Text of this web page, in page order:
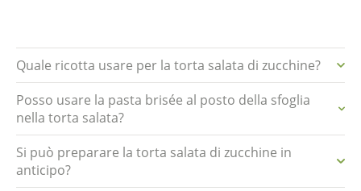
Quale ricotta usare per la torta salata di zucchine?
Posso usare la pasta brisée al posto della sfoglia
nella torta salata?
Si può preparare la torta salata di zucchine in
anticipo?